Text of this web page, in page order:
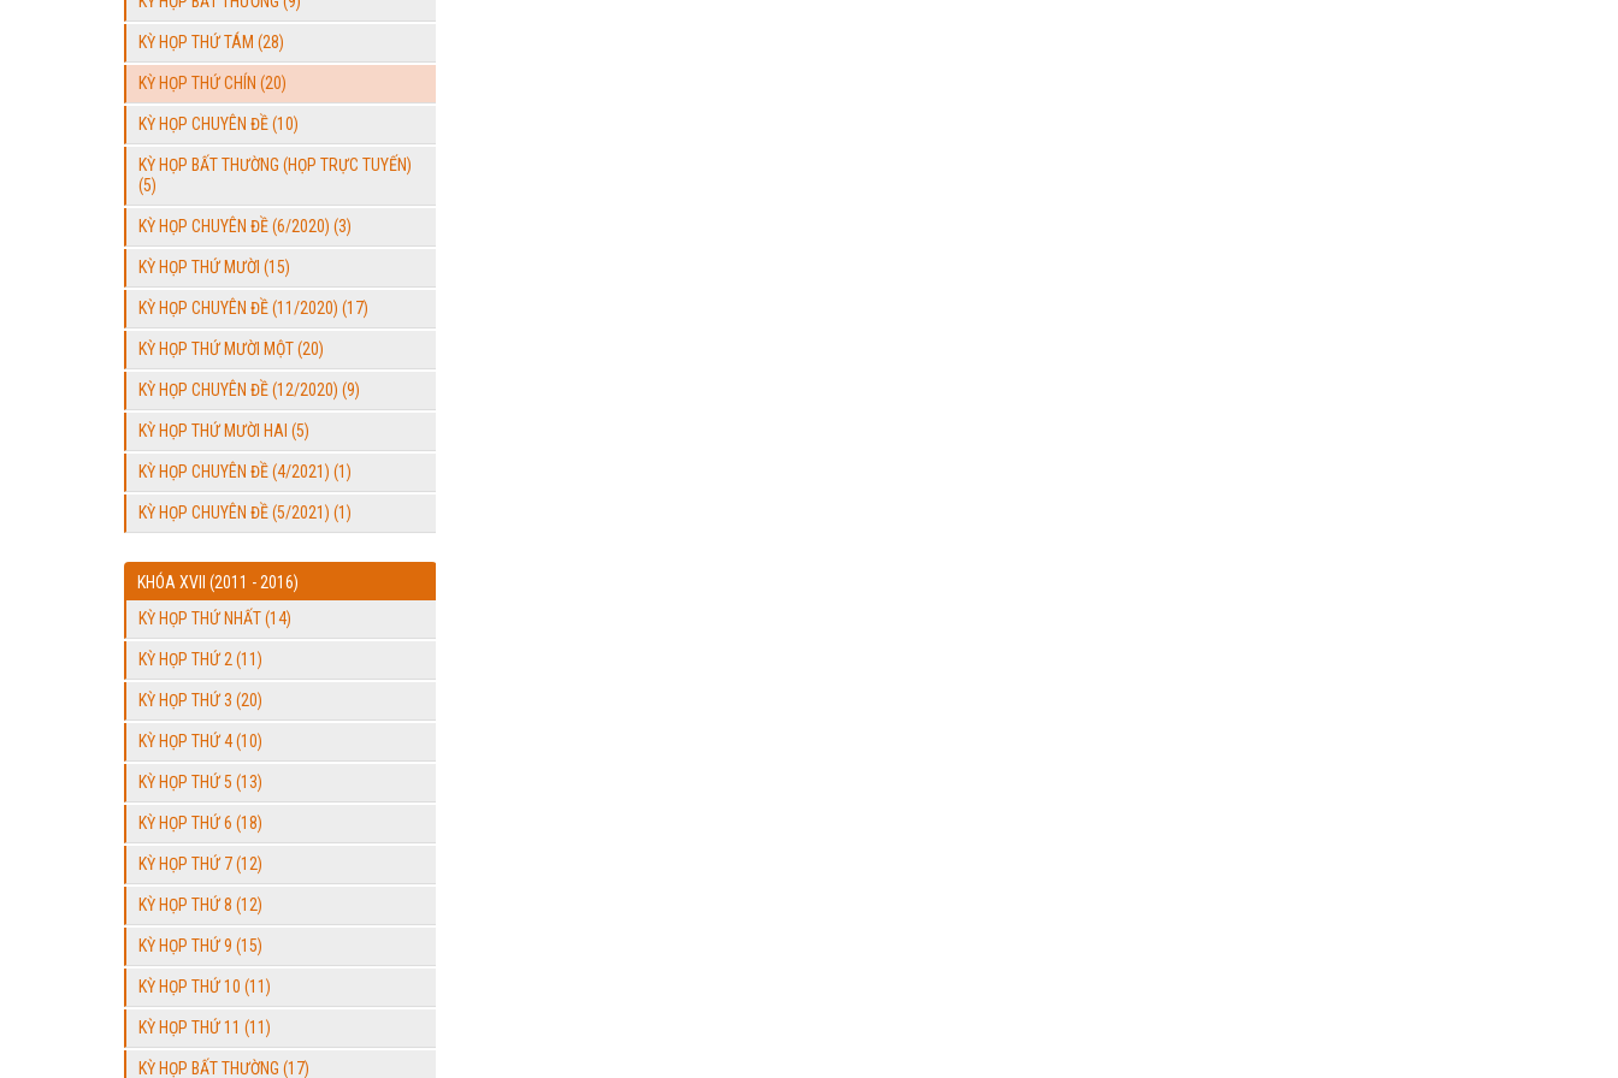
KỲ HỌP THỨ TÁM (28)
KỲ HỌP THỨ CHÍN (20)
KỲ HỌP CHUYÊN ĐỀ (10)
KỲ HỌP BẤT THƯỜNG (HỌP TRỰC TUYẾN)
(5)
KỲ HỌP CHUYÊN ĐỀ (6/2020) (3)
KỲ HỌP THỨ MƯỜI (15)
KỲ HỌP CHUYÊN ĐỀ (11/2020) (17)
KỲ HỌP THỨ MƯỜI MỘT (20)
KỲ HỌP CHUYÊN ĐỀ (12/2020) (9)
KỲ HỌP THỨ MƯỜI HAI (5)
KỲ HỌP CHUYÊN ĐỀ (4/2021) (1)
KỲ HỌP CHUYÊN ĐỀ (5/2021) (1)
KHÓA XVII (2011 - 2016)
KỲ HỌP THỨ NHẤT (14)
KỲ HỌP THỨ 2 (11)
KỲ HỌP THỨ 3 (20)
KỲ HỌP THỨ 4 (10)
KỲ HỌP THỨ 5 (13)
KỲ HỌP THỨ 6 (18)
KỲ HỌP THỨ 7 (12)
KỲ HỌP THỨ 8 (12)
KỲ HỌP THỨ 9 (15)
KỲ HỌP THỨ 10 (11)
KỲ HỌP THỨ 11 (11)
KỲ HỌP BẤT THƯỜNG (17)